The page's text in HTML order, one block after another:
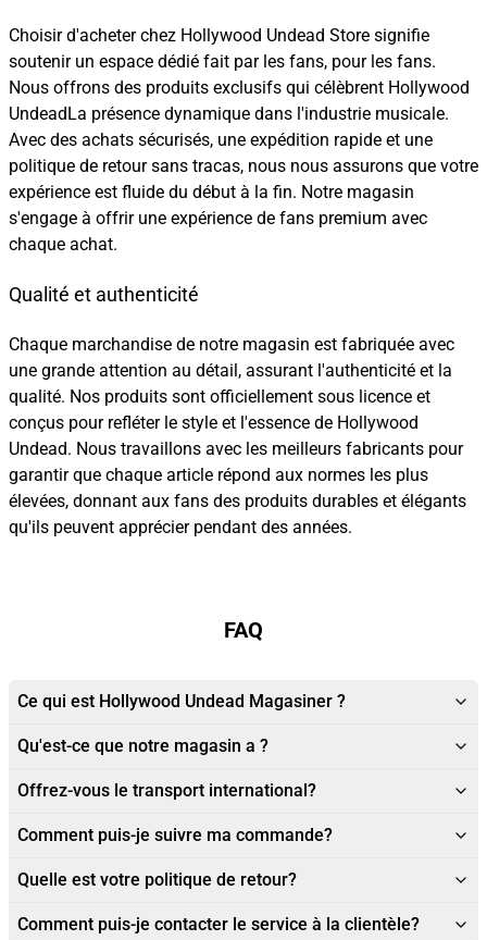
Choisir d'acheter chez Hollywood Undead Store signifie
soutenir un espace dédié fait par les fans, pour les fans.
Nous offrons des produits exclusifs qui célèbrent Hollywood
UndeadLa présence dynamique dans l'industrie musicale.
Avec des achats sécurisés, une expédition rapide et une
politique de retour sans tracas, nous nous assurons que votre
expérience est fluide du début à la fin. Notre magasin
s'engage à offrir une expérience de fans premium avec
chaque achat.
Qualité et authenticité
Chaque marchandise de notre magasin est fabriquée avec
une grande attention au détail, assurant l'authenticité et la
qualité. Nos produits sont officiellement sous licence et
conçus pour refléter le style et l'essence de Hollywood
Undead. Nous travaillons avec les meilleurs fabricants pour
garantir que chaque article répond aux normes les plus
élevées, donnant aux fans des produits durables et élégants
qu'ils peuvent apprécier pendant des années.
FAQ
Ce qui est Hollywood Undead Magasiner ?
Qu'est-ce que notre magasin a ?
Offrez-vous le transport international?
Comment puis-je suivre ma commande?
Quelle est votre politique de retour?
Comment puis-je contacter le service à la clientèle?